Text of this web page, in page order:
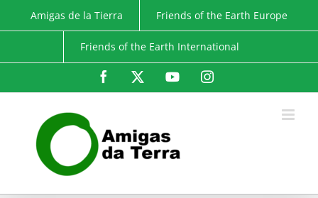
content
Amigas de la Tierra Friends of the Earth Europe
Friends of the Earth International
Facebook YouTubeInstagram